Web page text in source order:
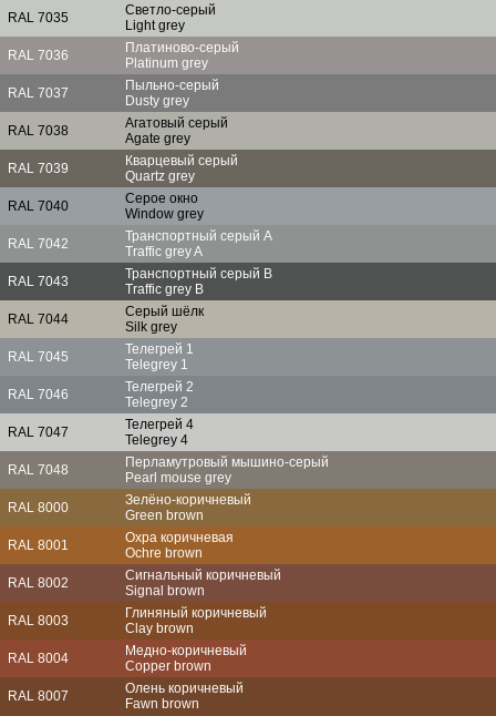
RAL 7035
Светло-серый
Light grey
RAL 7036
Платиново-серый
Platinum grey
RAL 7037
Пыльно-серый
Dusty grey
RAL 7038
Агатовый серый
Agate grey
RAL 7039
Кварцевый серый
Quartz grey
RAL 7040
Серое окно
Window grey
RAL 7042
Транспортный серый A
Traffic grey A
RAL 7043
Транспортный серый B
Traffic grey B
RAL 7044
Серый шёлк
Silk grey
RAL 7045
Телегрей 1
Telegrey 1
RAL 7046
Телегрей 2
Telegrey 2
RAL 7047
Телегрей 4
Telegrey 4
RAL 7048
Перламутровый мышино-серый
Pearl mouse grey
RAL 8000
Зелёно-коричневый
Green brown
RAL 8001
Охра коричневая
Ochre brown
RAL 8002
Сигнальный коричневый
Signal brown
RAL 8003
Глиняный коричневый
Clay brown
RAL 8004
Медно-коричневый
Copper brown
RAL 8007
Олень коричневый
Fawn brown